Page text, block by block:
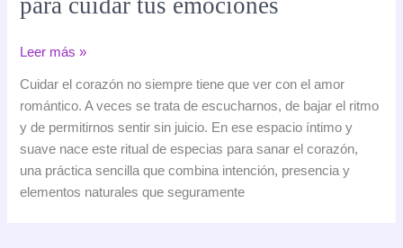
para cuidar tus emociones
Ritual
sanar
corazón:
Leer más »
Cuidar el corazón no siempre tiene que ver con el amor
romántico. A veces se trata de escucharnos, de bajar el ritmo
y de permitirnos sentir sin juicio. En ese espacio íntimo y
suave nace este ritual de especias para sanar el corazón,
una práctica sencilla que combina intención, presencia y
elementos naturales que seguramente